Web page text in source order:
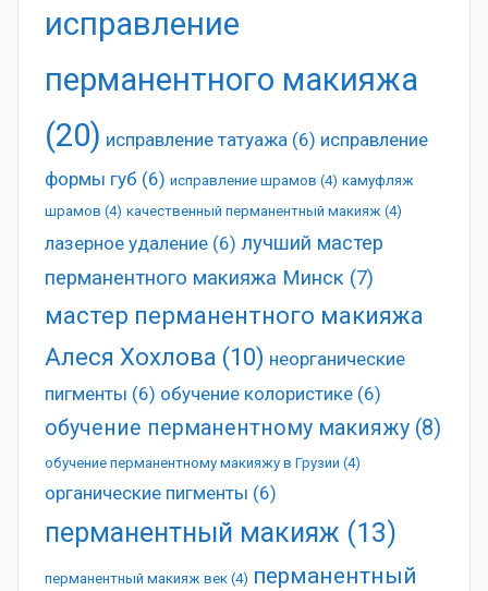
исправление
перманентного макияжа
(20) исправление татуажа (6) исправление
формы губ (6) исправление шрамов (4) камуфляж
шрамов (4) качественный перманентный макияж (4)
лазерное удаление (6) лучший мастер
перманентного макияжа Минск (7)
мастер перманентного макияжа
Алеся Хохлова (10) неорганические
пигменты (6) обучение колористике (6)
обучение перманентному макияжу (8)
обучение перманентному макияжу в Грузии (4)
органические пигменты (6)
перманентный макияж (13)
перманентный макияж век (4) перманентный